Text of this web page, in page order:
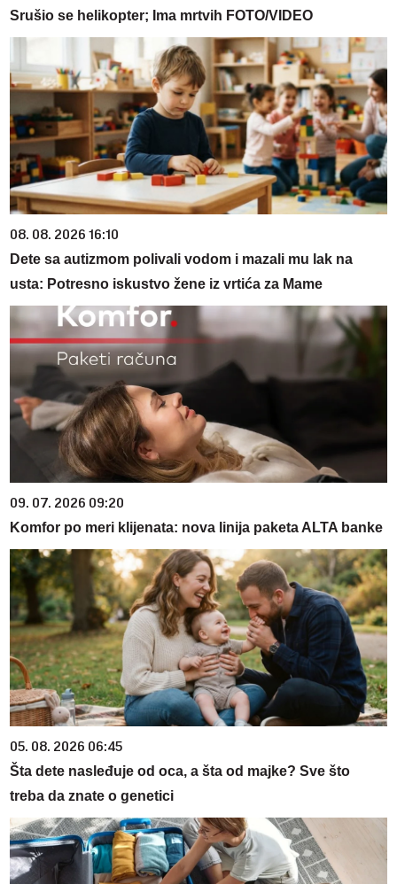
Srušio se helikopter; Ima mrtvih FOTO/VIDEO
08. 08. 2026 16:10
Dete sa autizmom polivali vodom i mazali mu lak na
usta: Potresno iskustvo žene iz vrtića za Mame
09. 07. 2026 09:20
Komfor po meri klijenata: nova linija paketa ALTA banke
05. 08. 2026 06:45
Šta dete nasleđuje od oca, a šta od majke? Sve što
treba da znate o genetici